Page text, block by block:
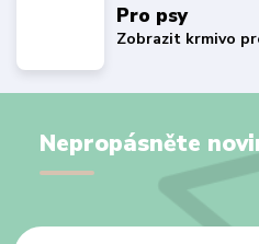
Pro psy
Zobrazit krmivo
Nepropásněte